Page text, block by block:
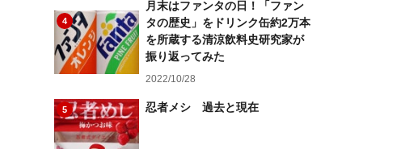
4
月末はファンタの日！「ファン
タの歴史」をドリンク缶約2万本
を所蔵する清涼飲料史研究家が
振り返ってみた
2022/10/28
5 忍者メシ 過去と現在